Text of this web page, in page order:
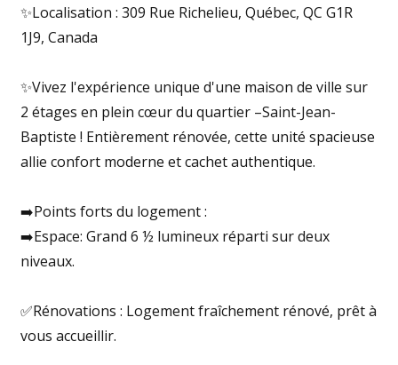
✨Localisation : 309 Rue Richelieu, Québec, QC G1R
1J9, Canada
✨Vivez l'expérience unique d'une maison de ville sur
2 étages en plein cœur du quartier –Saint-Jean-
Baptiste ! Entièrement rénovée, cette unité spacieuse
allie confort moderne et cachet authentique.
➡️Points forts du logement :
➡️Espace: Grand 6 ½ lumineux réparti sur deux
niveaux.
✅Rénovations : Logement fraîchement rénové, prêt à
vous accueillir.